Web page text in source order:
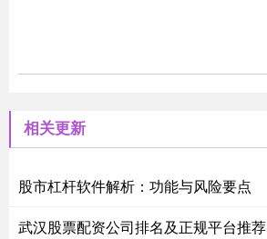
相关更新
股市杠杆软件解析：功能与风险要点
武汉股票配资公司排名及正规平台推荐